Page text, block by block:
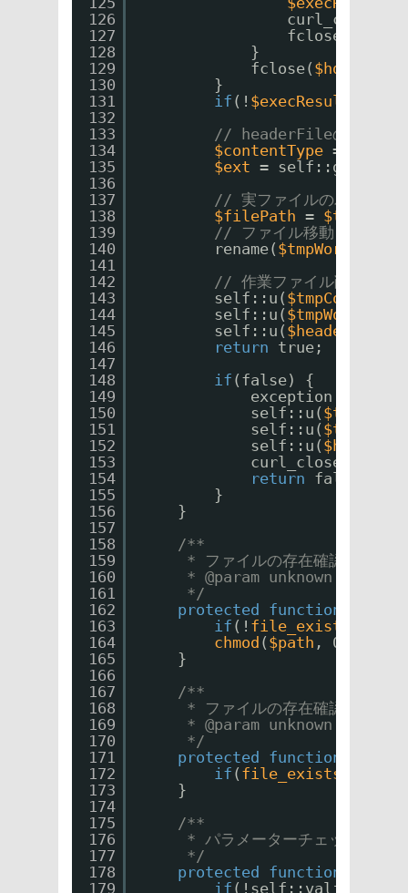
126
127
128
129
130
131
132
133
134
135
136
137
138
139
140
141
142
143
144
145
146
147
148
149
150
151
152
153
154
155
156
157
158
159
160
161
162
163
164
165
166
167
168
169
170
171
172
173
174
175
176
177
178
179
curl_close(
fclose(
}
fclose( $hdFp
}
if (! $execResult
// headerFileの解析（フ
$contentType =
$ext =
// 実ファイルのパスを指
$filePath = $this
// ファイル移動
rename( $tmpWorkPath
// 作業ファイル削除
self::u(
self::u( $tmpWorkPath
self::u(
return true;
if (false) {
exception:
self::u(
self::u(
self::u(
curl_close(
return false;
}
}
/**
* ファイルの存在確認と作成
* @param unknown $path
*/
protected
function
if (! file_exists
chmod ( $path , 0777);
}
/**
* ファイルの存在確認と削除
* @param unknown $path
*/
protected
function
if ( file_exists
}
/**
* パラメーターチェック
*/
protected
function
if